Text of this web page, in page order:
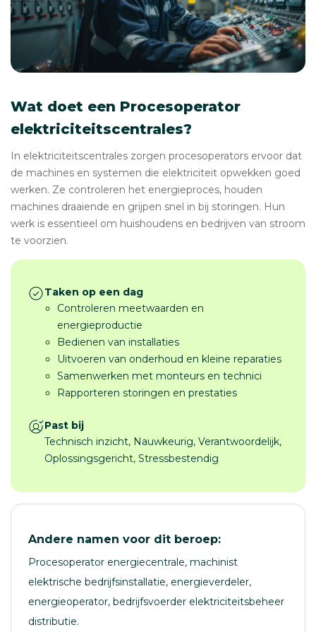
Wat doet een Procesoperator
elektriciteitscentrales?
In elektriciteitscentrales zorgen procesoperators ervoor dat
de machines en systemen die elektriciteit opwekken goed
werken. Ze controleren het energieproces, houden
machines draaiende en grijpen snel in bij storingen. Hun
werk is essentieel om huishoudens en bedrijven van stroom
te voorzien.
Taken op een dag
Controleren meetwaarden en
energieproductie
Bedienen van installaties
Uitvoeren van onderhoud en kleine reparaties
Samenwerken met monteurs en technici
Rapporteren storingen en prestaties
Past bij
Technisch inzicht, Nauwkeurig, Verantwoordelijk,
Oplossingsgericht, Stressbestendig
Andere namen voor dit beroep:
Procesoperator energiecentrale, machinist
elektrische bedrijfsinstallatie, energieverdeler,
energieoperator, bedrijfsvoerder elektriciteitsbeheer
distributie.